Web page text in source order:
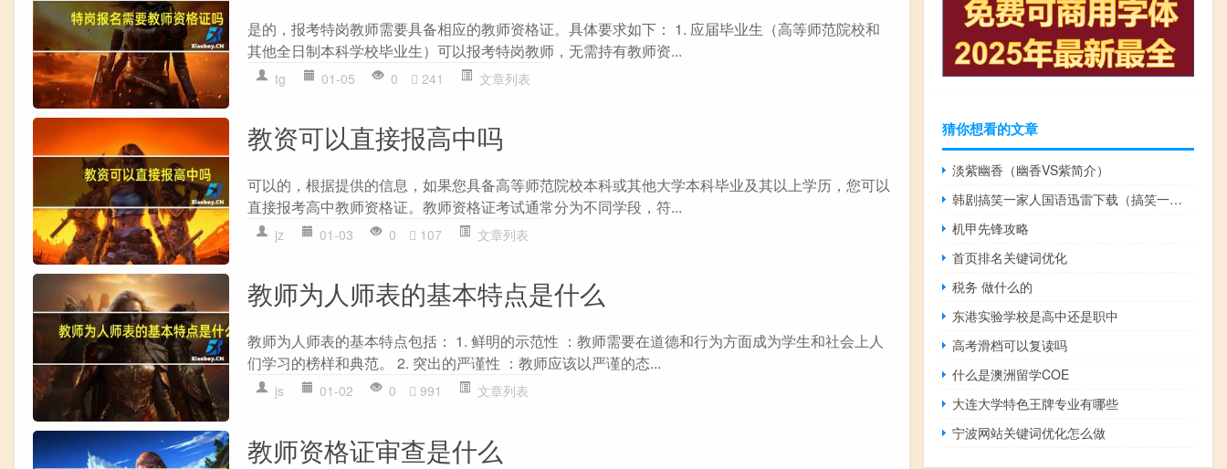
是的，报考特岗教师需要具备相应的教师资格证。具体要求如下： 1. 应届毕业生（高等师范院校和
其他全日制本科学校毕业生）可以报考特岗教师，无需持有教师资...
tg 01-05 0 241 文章列表
教资可以直接报高中吗
可以的，根据提供的信息，如果您具备高等师范院校本科或其他大学本科毕业及其以上学历，您可以
直接报考高中教师资格证。教师资格证考试通常分为不同学段，符...
jz 01-03 0 107 文章列表
教师为人师表的基本特点是什么
教师为人师表的基本特点包括： 1. 鲜明的示范性 ：教师需要在道德和行为方面成为学生和社会上人
们学习的榜样和典范。 2. 突出的严谨性 ：教师应该以严谨的态...
js 01-02 0 991 文章列表
教师资格证审查是什么
猜你想看的文章
淡紫幽香（幽香VS紫简介）
韩剧搞笑一家人国语迅雷下载（搞笑一家人韩国版国语全集迅雷下载）
机甲先锋攻略
首页排名关键词优化
税务 做什么的
东港实验学校是高中还是职中
高考滑档可以复读吗
什么是澳洲留学COE
大连大学特色王牌专业有哪些
宁波网站关键词优化怎么做